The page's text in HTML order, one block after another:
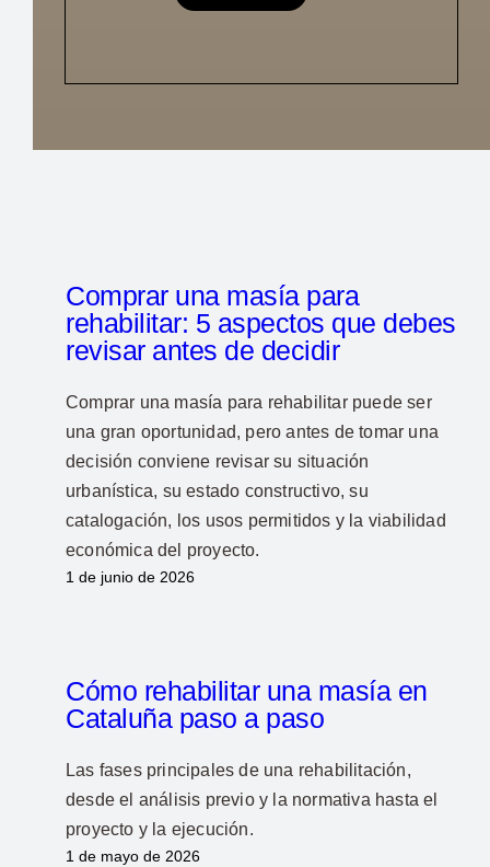
Comprar una masía para
rehabilitar: 5 aspectos que debes
revisar antes de decidir
Comprar una masía para rehabilitar puede ser
una gran oportunidad, pero antes de tomar una
decisión conviene revisar su situación
urbanística, su estado constructivo, su
catalogación, los usos permitidos y la viabilidad
económica del proyecto.
1 de junio de 2026
Cómo rehabilitar una masía en
Cataluña paso a paso
Las fases principales de una rehabilitación,
desde el análisis previo y la normativa hasta el
proyecto y la ejecución.
1 de mayo de 2026